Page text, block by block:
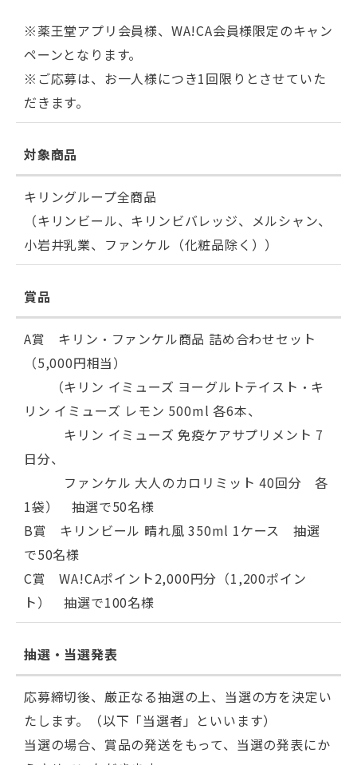
※薬王堂アプリ会員様、WA!CA会員様限定のキャン
ペーンとなります。
※ご応募は、お一人様につき1回限りとさせていた
だきます。
対象商品
キリングループ全商品
（キリンビール、キリンビバレッジ、メルシャン、
小岩井乳業、ファンケル（化粧品除く））
賞品
A賞 キリン・ファンケル商品 詰め合わせセット
（5,000円相当）
（キリン イミューズ ヨーグルトテイスト・キ
リン イミューズ レモン 500ml 各6本、
キリン イミューズ 免疫ケアサプリメント 7
日分、
ファンケル 大人のカロリミット 40回分 各
1袋） 抽選で50名様
B賞 キリンビール 晴れ風 350ml 1ケース 抽選
で50名様
C賞 WA!CAポイント2,000円分（1,200ポイン
ト） 抽選で100名様
抽選・当選発表
応募締切後、厳正なる抽選の上、当選の方を決定い
たします。（以下「当選者」といいます）
当選の場合、賞品の発送をもって、当選の発表にか